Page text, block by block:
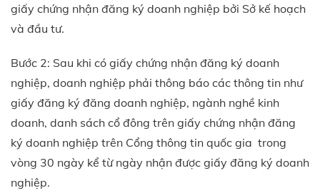
giấy chứng nhận đăng ký doanh nghiệp bởi Sở kế hoạch
và đầu tư.
Bước 2: Sau khi có giấy chứng nhận đăng ký doanh
nghiệp, doanh nghiệp phải thông báo các thông tin như
giấy đăng ký đăng doanh nghiệp, ngành nghề kinh
doanh, danh sách cổ đông trên giấy chứng nhận đăng
ký doanh nghiệp trên Cổng thông tin quốc gia trong
vòng 30 ngày kể từ ngày nhận được giấy đăng ký doanh
nghiệp.